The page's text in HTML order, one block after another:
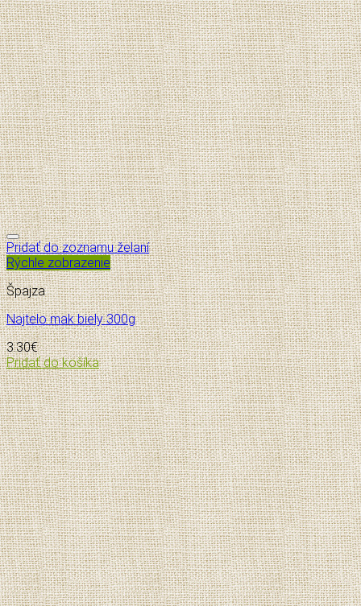
Pridať do zoznamu želaní
Rýchle zobrazenie
Špajza
Najtelo mak biely 300g
3.30€
Pridať do košíka